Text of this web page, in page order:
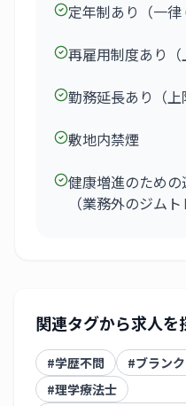
定年制あり（一律
再雇用制度あり（
勤務延長あり（上
敷地内禁煙
健康増進のため
（業務外のジム
関連タグから求人を
#学歴不問 #ブラン
#理学療法士